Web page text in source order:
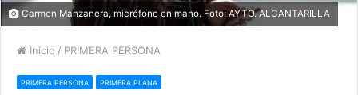
Carmen Manzanera, micrófono en mano. Foto: AYTO. ALCANTARILLA
Inicio / PRIMERA PERSONA
PRIMERA PERSONA PRIMERA PLANA